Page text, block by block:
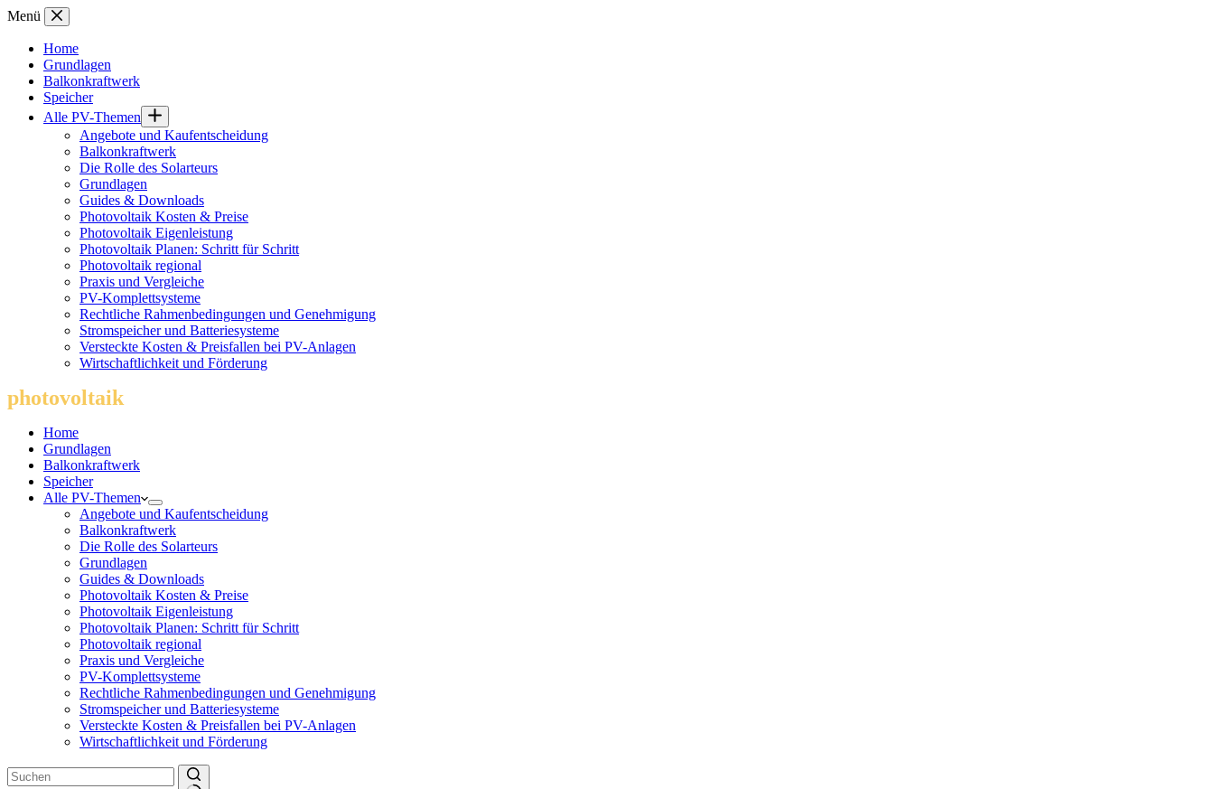
Zum
springen
Menü
Home
Grundlagen
Balkonkraftwerk
Speicher
Alle PV-Themen
Angebote und Kaufentscheidung
Balkonkraftwerk
Die Rolle des Solarteurs
Grundlagen
Guides & Downloads
Photovoltaik Kosten & Preise
Photovoltaik Eigenleistung
Photovoltaik Planen: Schritt für Schritt
Photovoltaik regional
Praxis und Vergleiche
PV-Komplettsysteme
Rechtliche Rahmenbedingungen und Genehmigung
Stromspeicher und Batteriesysteme
Versteckte Kosten & Preisfallen bei PV-Anlagen
Wirtschaftlichkeit und Förderung
photovoltaik
Home
Grundlagen
Balkonkraftwerk
Speicher
Alle PV-Themen
Angebote und Kaufentscheidung
Balkonkraftwerk
Die Rolle des Solarteurs
Grundlagen
Guides & Downloads
Photovoltaik Kosten & Preise
Photovoltaik Eigenleistung
Photovoltaik Planen: Schritt für Schritt
Photovoltaik regional
Praxis und Vergleiche
PV-Komplettsysteme
Rechtliche Rahmenbedingungen und Genehmigung
Stromspeicher und Batteriesysteme
Versteckte Kosten & Preisfallen bei PV-Anlagen
Wirtschaftlichkeit und Förderung